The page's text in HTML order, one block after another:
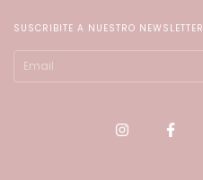
SUSCRIBITE A NUESTRO NEWSLETTER